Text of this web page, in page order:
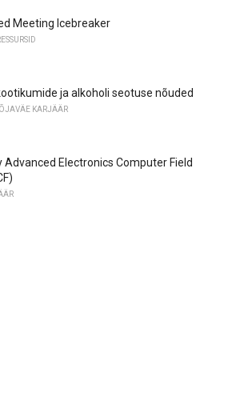
​​Meeting Icebreaker
ja alkoholi seotuse nõuded
KARJÄÄR
Advanced Electronics Computer Field